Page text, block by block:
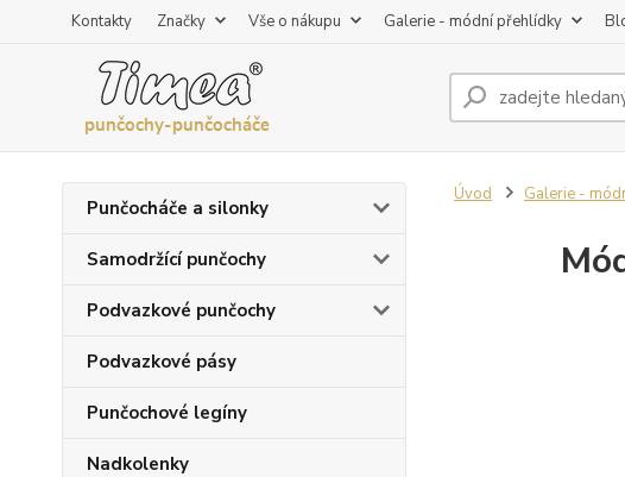
Kontakty Značky Vše o nákupu Galerie - módní přehlídky
Punčocháče a silonky
Samodržící punčochy
Podvazkové punčochy
Podvazkové pásy
Punčochové legíny
Nadkolenky
Úvod Galerie -